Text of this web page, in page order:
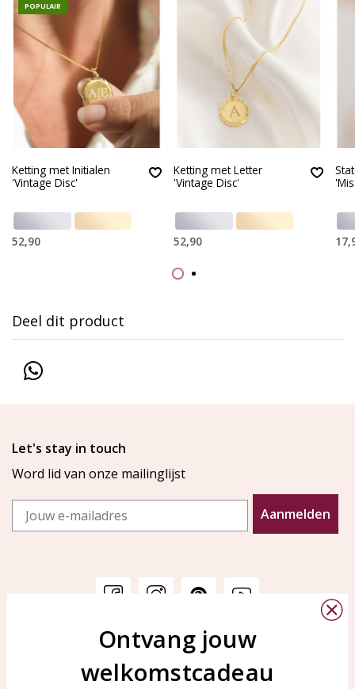
POPULAIR
Ketting met Initialen
'Vintage Disc'
52,90
Ketting met Letter
'Vintage Disc'
52,90
Deel dit product
Let's stay in touch
Word lid van onze mailinglijst
Email
Aanmelden
Veelgestelde vragen
KAYA Sieraden
Bellen of WhatsApp Ma-Vr
tussen 09:00-17:00
Ontvang jouw
welkomstcadeau